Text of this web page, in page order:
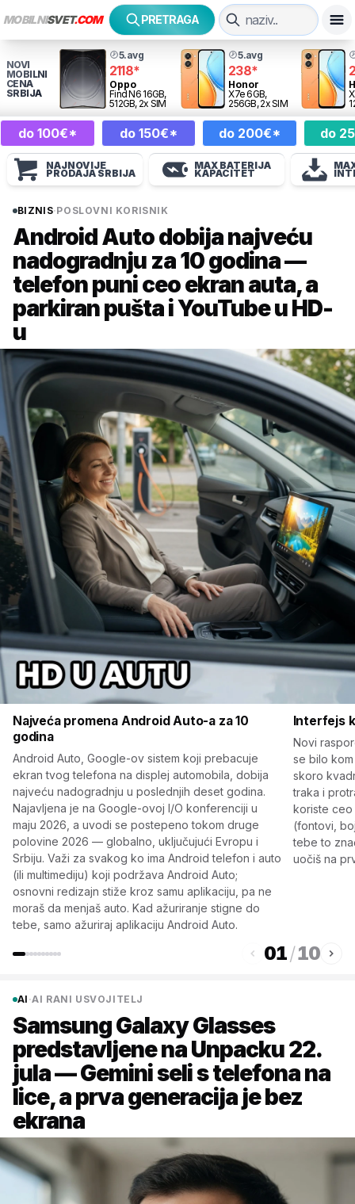
MOBILNISVET.COM PRETRAGA
NOVI
MOBILNI
CENA
SRBIJA
5.avg
2118*
Oppo
Find N6 16GB,
512GB, 2x SIM
5.avg
238*
Honor
X7e 6GB,
256GB, 2x SIM
do 100€* do 150€* do 200€* do
NAJNOVIJE
PRODAJA SRBIJA
MAX BATERIJA
KAPACITET
BIZNIS·POSLOVNI KORISNIK
Android Auto dobija najveću
nadogradnju za 10 godina —
telefon puni ceo ekran auta, a
parkiran pušta i YouTube u HD-
u
Najveća promena Android Auto-a za 10
godina
Android Auto, Google-ov sistem koji prebacuje
ekran tvog telefona na displej automobila, dobija
najveću nadogradnju u poslednjih deset godina.
Najavljena je na Google-ovoj I/O konferenciji u
maju 2026, a uvodi se postepeno tokom druge
polovine 2026 — globalno, uključujući Evropu i
Srbiju. Važi za svakog ko ima Android telefon i auto
(ili multimediju) koji podržava Android Auto;
osnovni redizajn stiže kroz samu aplikaciju, pa ne
moraš da menjaš auto. Kad ažuriranje stigne do
tebe, samo ažuriraj aplikaciju Android Auto.
Interfejs
Novi
se bilo
skoro
traka i
koriste ceo
(fontovi,
tebe to
uočiš na
01/10
AI ·AI RANI USVOJITELJ
Samsung Galaxy Glasses
predstavljene na Unpacku 22.
jula — Gemini seli s telefona na
lice, a prva generacija je bez
ekrana